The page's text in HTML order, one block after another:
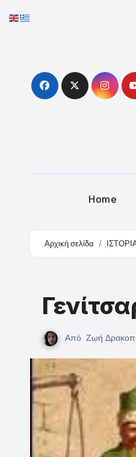
to
Home
Αρχική σελίδα
Από Ζωή